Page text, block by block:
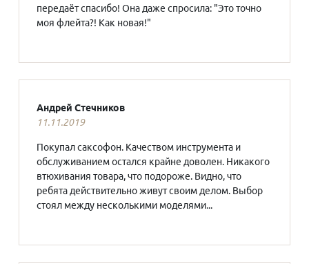
передаёт спасибо! Она даже спросила: "Это точно
моя флейта?! Как новая!"
Андрей Стечников
11.11.2019
Покупал саксофон. Качеством инструмента и
обслуживанием остался крайне доволен. Никакого
втюхивания товара, что подороже. Видно, что
ребята действительно живут своим делом. Выбор
стоял между несколькими моделями...